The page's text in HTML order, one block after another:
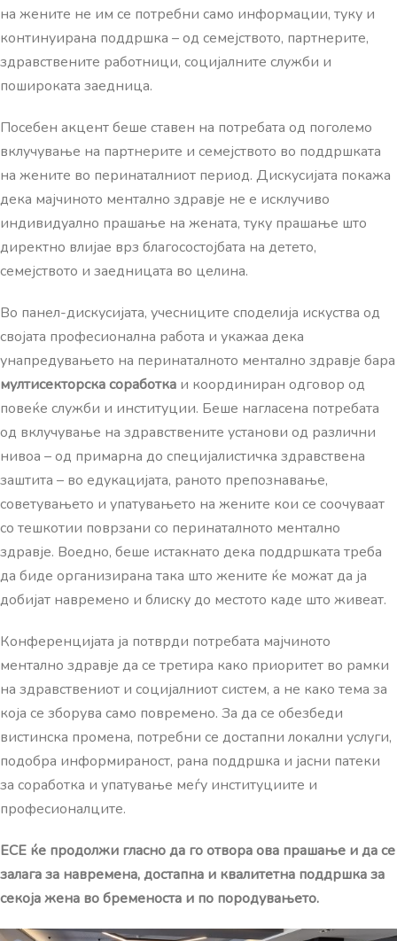
на жените не им се потребни само информации, туку и
континуирана поддршка – од семејството, партнерите,
здравствените работници, социјалните служби и
пошироката заедница.
Посебен акцент беше ставен на потребата од поголемо
вклучување на партнерите и семејството во поддршката
на жените во перинаталниот период. Дискусијата покажа
дека мајчиното ментално здравје не е исклучиво
индивидуално прашање на жената, туку прашање што
директно влијае врз благосостојбата на детето,
семејството и заедницата во целина.
Во панел-дискусијата, учесниците споделија искуства од
својата професионална работа и укажаа дека
унапредувањето на перинаталното ментално здравје бара
мултисекторска соработка и координиран одговор од
повеќе служби и институции. Беше нагласена потребата
од вклучување на здравствените установи од различни
нивоа – од примарна до специјалистичка здравствена
заштита – во едукацијата, раното препознавање,
советувањето и упатувањето на жените кои се соочуваат
со тешкотии поврзани со перинаталното ментално
здравје. Воедно, беше истакнато дека поддршката треба
да биде организирана така што жените ќе можат да ја
добијат навремено и блиску до местото каде што живеат.
Конференцијата ја потврди потребата мајчиното
ментално здравје да се третира како приоритет во рамки
на здравствениот и социјалниот систем, а не како тема за
која се зборува само повремено. За да се обезбеди
вистинска промена, потребни се достапни локални услуги,
подобра информираност, рана поддршка и јасни патеки
за соработка и упатување меѓу институциите и
професионалците.
ЕСЕ ќе продолжи гласно да го отвора ова прашање и да се
залага за навремена, достапна и квалитетна поддршка за
секоја жена во бременоста и по породувањето.